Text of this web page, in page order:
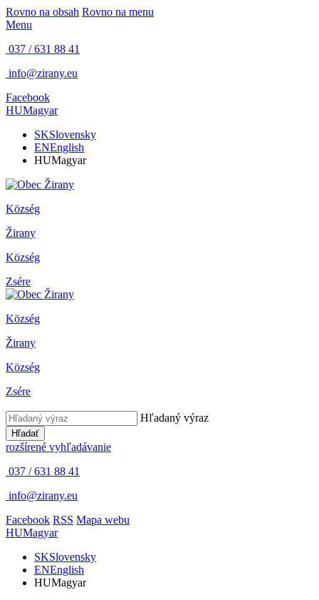
Rovno na obsah Rovno na menu
Menu
037 / 631 88 41
info@zirany.eu
Facebook
HUMagyar
SKSlovensky
ENEnglish
HUMagyar
Község
Žirany
Község
Zsére
Község
Žirany
Község
Zsére
Hľadaný výraz
Hľadať
rozšírené vyhľadávanie
037 / 631 88 41
info@zirany.eu
Facebook RSS Mapa webu
HUMagyar
SKSlovensky
ENEnglish
HUMagyar